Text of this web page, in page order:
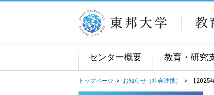
センター概要 教育・研究
トップページ > お知らせ（社会連携） > 【